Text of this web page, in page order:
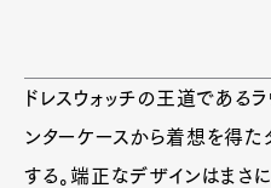
ドレスウォッチの王道である
ンターケースから着想を得た
する。端正なデザインはまさ